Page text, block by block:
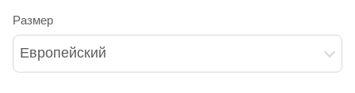
Размер
Европейский